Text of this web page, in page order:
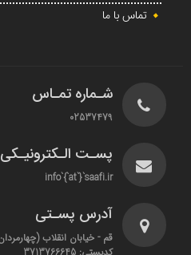
تماس با ما
شـماره تمـاس
02537479
پسـت الـکترونیـکی
info`{`at`}`saafi.ir
آدرس پسـتی
کدپستی: 3713766645